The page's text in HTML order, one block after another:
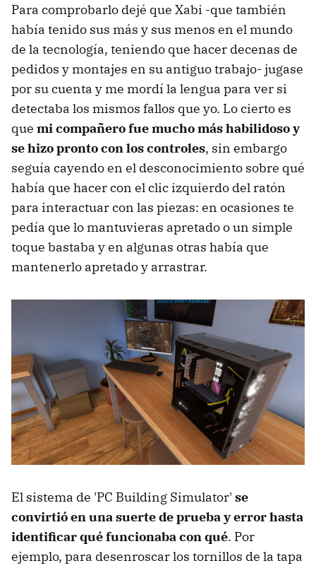
Para comprobarlo dejé que Xabi -que también
había tenido sus más y sus menos en el mundo
de la tecnología, teniendo que hacer decenas de
pedidos y montajes en su antiguo trabajo- jugase
por su cuenta y me mordí la lengua para ver si
detectaba los mismos fallos que yo. Lo cierto es
que mi compañero fue mucho más habilidoso y
se hizo pronto con los controles, sin embargo
seguía cayendo en el desconocimiento sobre qué
había que hacer con el clic izquierdo del ratón
para interactuar con las piezas: en ocasiones te
pedía que lo mantuvieras apretado o un simple
toque bastaba y en algunas otras había que
mantenerlo apretado y arrastrar.
El sistema de 'PC Building Simulator' se
convirtió en una suerte de prueba y error hasta
identificar qué funcionaba con qué. Por
ejemplo, para desenroscar los tornillos de la tapa